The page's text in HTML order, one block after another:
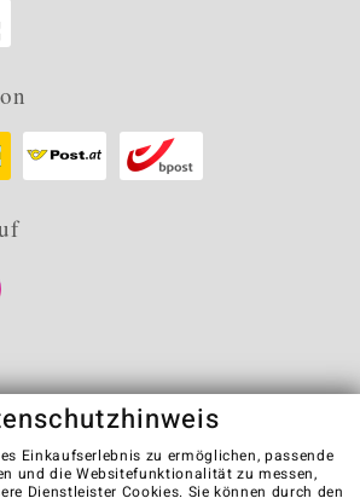
Datenschutz Cookies Impressum
Einkaufserlebnis zu ermöglichen, passende
und die Websitefunktionalität zu messen,
Dienstleister Cookies. Sie können durch den